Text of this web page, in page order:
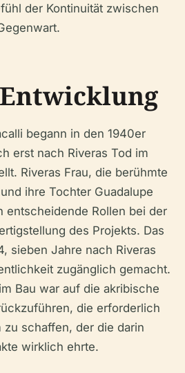
der Kontinuität zwischen
begann in den 1940er
erst nach Riveras Tod im
Riveras Frau, die berühmte
ihre Tochter Guadalupe
entscheidende Rollen bei der
des Projekts. Das
sieben Jahre nach Riveras
zugänglich gemacht.
Bau war auf die akribische
die erforderlich
zu schaffen, der die darin
wirklich ehrte.